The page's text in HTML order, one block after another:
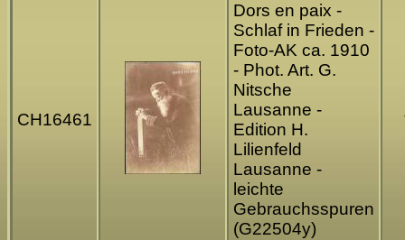
CH16461
Dors en paix -
Schlaf in Frieden -
Foto-AK ca. 1910
- Phot. Art. G.
Nitsche
Lausanne -
Edition H.
Lilienfeld
Lausanne -
leichte
Gebrauchsspuren
(G22504y)